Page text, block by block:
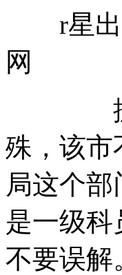
r星出品
网
据其
殊，该市
局这个
是一级
不要误解